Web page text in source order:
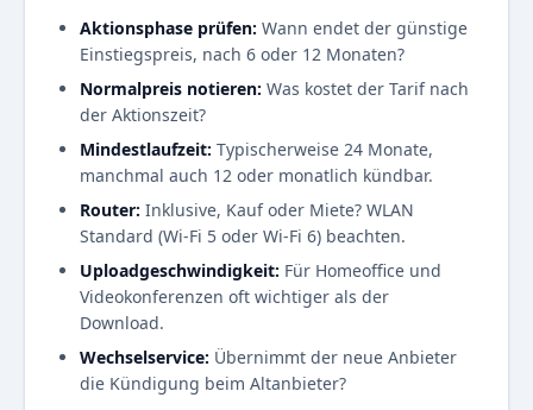
Aktionsphase prüfen: Wann endet der günstige
Einstiegspreis, nach 6 oder 12 Monaten?
Normalpreis notieren: Was kostet der Tarif nach
der Aktionszeit?
Mindestlaufzeit: Typischerweise 24 Monate,
manchmal auch 12 oder monatlich kündbar.
Router: Inklusive, Kauf oder Miete? WLAN
Standard (Wi-Fi 5 oder Wi-Fi 6) beachten.
Uploadgeschwindigkeit: Für Homeoffice und
Videokonferenzen oft wichtiger als der
Download.
Wechselservice: Übernimmt der neue Anbieter
die Kündigung beim Altanbieter?